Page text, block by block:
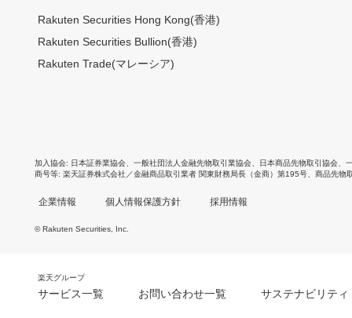
Rakuten Securities Hong Kong(香港)
Rakuten Securities Bullion(香港)
Rakuten Trade(マレーシア)
加入協会 日本証券業協会 一般社団法人金融先物取引業協会 日本商品先物取引協会
商号等 楽天証券株式会社／金融商品取引業者 関東財務局長（金商）第195号、商品先物
企業情報 個人情報保護方針 採用情報
© Rakuten Securities, Inc.
楽天グループ
サービス一覧 お問い合わせ一覧 サステナビリティ